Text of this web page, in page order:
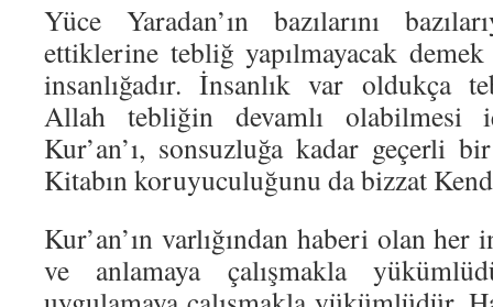
Yüce Yaradan’ın bazılarını
ettiklerine tebliğ yapılmayacak
insanlığadır. İnsanlık var oldukça
Allah tebliğin devamlı olabilmesi
Kur’an’ı, sonsuzluğa kadar geçerli
Kitabın koruyuculuğunu da bizzat
Kur’an’ın varlığından haberi olan her
ve anlamaya çalışmakla